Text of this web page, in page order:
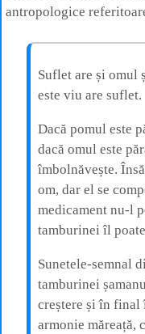
antropologice
Suflet are și omul
este viu are suflet.
Dacă pomul este
dacă omul este
îmbolnăvește.
om, dar el se
medicament nu-l
tamburinei îl
Sunetele-semnal
tamburinei
creștere și în final
armonie măreață,